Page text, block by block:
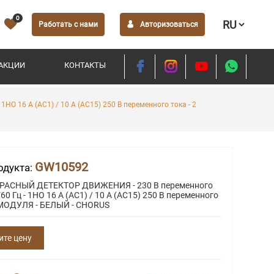
0
Работать с нами Авторизоваться
КОНТАКТЫ
16 А (AC1) / 10 А (AC15) 250 В переменного тока - 2
GW10592
ДЕТЕКТОР ДВИЖЕНИЯ - 230 В переменного
Гц - 1НО 16 А (AC1) / 10 А (AC15) 250 В переменного
- БЕЛЫЙ - CHORUS
цену